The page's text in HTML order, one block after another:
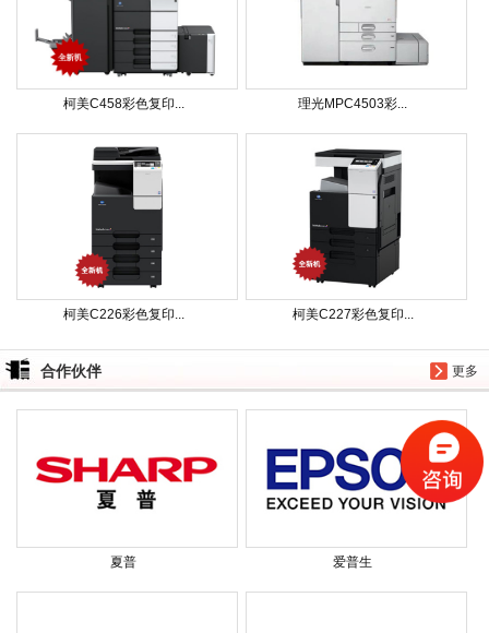
柯美C458彩色复印... 理光MPC4503彩...
柯美C226彩色复印... 柯美C227彩色复印...
更多
合作伙伴
夏普 爱普生